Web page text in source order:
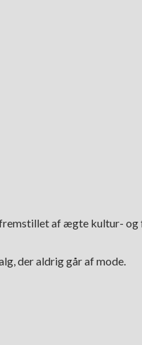
af ægte kultur-
der aldrig går af mode.